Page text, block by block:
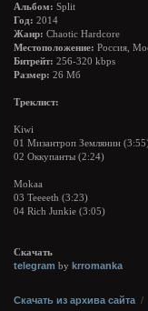
Альбом: Split
Год: 2014
Жанр: Chaotic Hardcore
Местоположение: Россия,
Битрейт: 256-320 kbps
Размер: 26 Мб
Треклист:
Kiwi
01 Мизантроп Землянин
02 Оккупанты (2:24)
Mokaa
03 Teeeeth (3:23)
04 Rich Junkie (3:05)
Скачать
telegram by krromanka
Скачать из архива сайта /